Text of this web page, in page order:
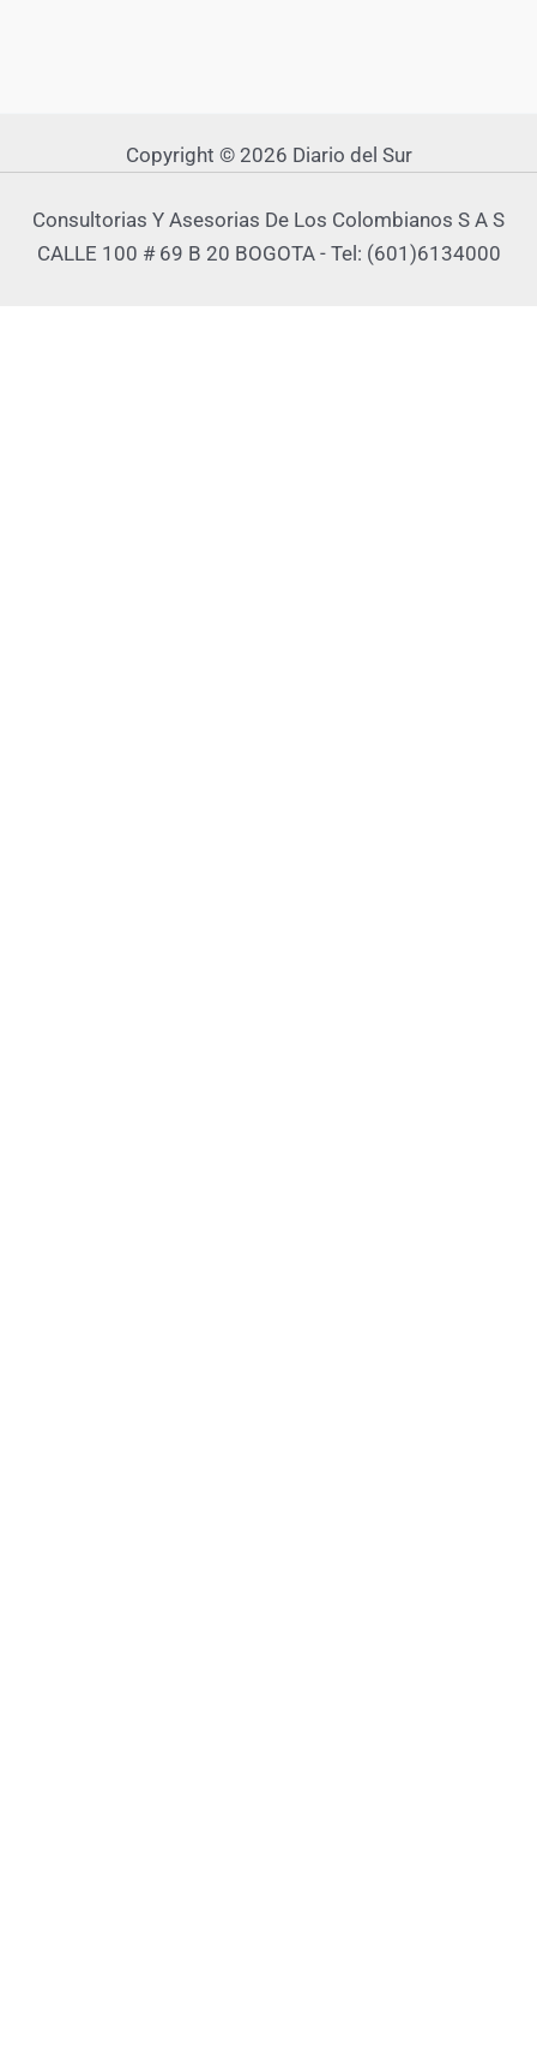
Copyright © 2026 Diario del Sur
Consultorias Y Asesorias De Los Colombianos S A S
CALLE 100 # 69 B 20 BOGOTA - Tel: (601)6134000